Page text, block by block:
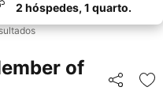
2 hóspedes, 1 quarto.
of
Partilhar